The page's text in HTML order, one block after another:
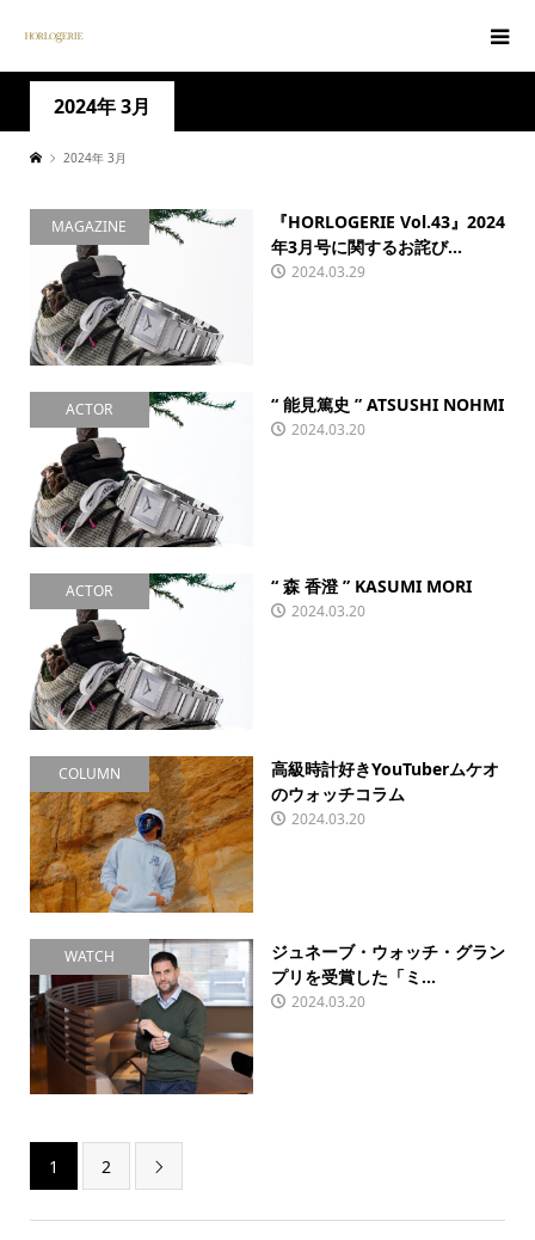
2024年 3月
2024年 3月
MAGAZINE
『HORLOGERIE Vol.43』2024
年3月号に関するお詫び...
2024.03.29
ACTOR “ 能見篤史 ” ATSUSHI NOHMI
2024.03.20
ACTOR “ 森 香澄 ” KASUMI MORI
2024.03.20
COLUMN
高級時計好きYouTuberムケオ
のウォッチコラム
2024.03.20
WATCH
ジュネーブ・ウォッチ・グラン
プリを受賞した「ミ...
2024.03.20
1 2 